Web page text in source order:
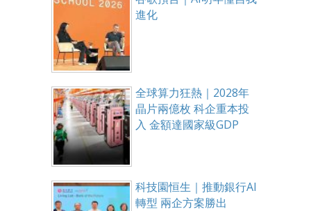
進化
全球算力狂熱｜2028年
晶片兩億枚 科企重本投
入 金額達國家級GDP
科技園恒生｜推動銀行AI
轉型 兩企方案勝出